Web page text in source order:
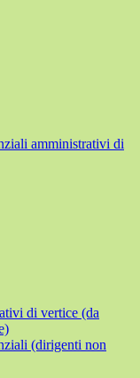
amministrativi di
di vertice (da
(dirigenti non